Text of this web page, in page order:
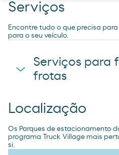
Serviços
Encontre tudo o que precisa para
para o seu veículo.
Serviços para
frotas
Chuveiros
Localização
Os Parques de estacionamento
programa Truck Village mais
si.